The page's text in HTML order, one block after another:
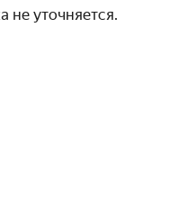
не уточняется.